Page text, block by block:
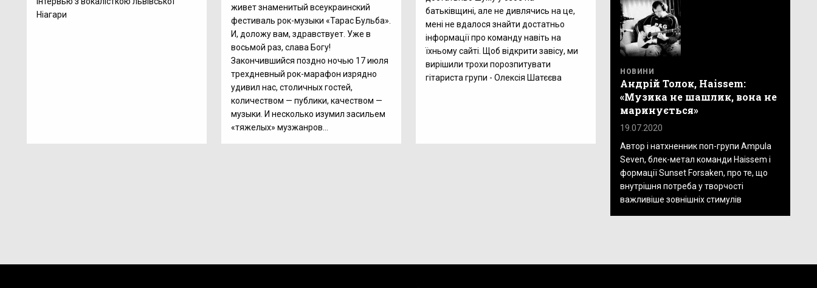
Ніагари
живет знаменитый всеукраинский
фестиваль рок-музыки «Тарас Бульба».
И, доложу вам, здравствует. Уже в
восьмой раз, слава Богу!
Закончившийся поздно ночью 17 июля
трехдневный рок-марафон изрядно
удивил нас, столичных гостей,
количеством — публики, качеством —
музыки. И несколько изумил засильем
«тяжелых» музжанров…
батьківщині, але не дивлячись на це,
мені не вдалося знайти достатньо
інформації про команду навіть на
їхньому сайті. Щоб відкрити завісу, ми
вирішили трохи порозпитувати
гітариста групи - Олексія Шатєєва
НОВИНИ
Андрій Толок, Haissem:
«Музика не шашлик, вона не
маринується»
19.07.2020
Автор і натхненник поп-групи Ampula
Seven, блек-метал команди Haissem і
формації Sunset Forsaken, про те, що
внутрішня потреба у творчості
важливіше зовнішніх стимулів